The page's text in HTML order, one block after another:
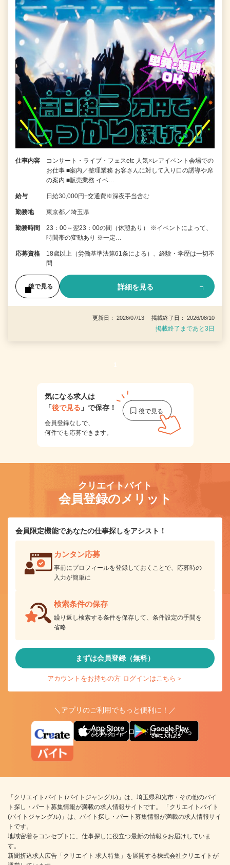
仕事内容
コンサート・ライブ・フェスetc 人気×レアイベント会場での
お仕事 ■案内／整理業務 お客さんに対して入り口の誘導や席
の案内 ■販売業務 イベ…
給与 日給30,000円+交通費※深夜手当含む
勤務地 東京都／埼玉県
勤務時間
23：00～翌23：00の間（休憩あり） ※イベントによって、
時間帯の変動あり ※一定…
応募資格
18歳以上（労働基準法第61条による）、経験・学歴は一切不
問
後で見る 詳細を見る
更新日： 2026/07/13 掲載終了日： 2026/08/10
掲載終了まであと3日
1
気になる求人は
「後で見る 」で保存！
会員登録なしで、
何件でも応募できます。
クリエイトバイト
会員登録のメリット
会員限定機能であなたの仕事探しをアシスト！
カンタン応募
事前にプロフィールを登録しておくことで、応募時の
入力が簡単に
検索条件の保存
繰り返し検索する条件を保存して、条件設定の手間を
省略
まずは会員登録（無料）
アカウントをお持ちの方 ログインはこちら＞
＼アプリのご利用でもっと便利に！／
アプリ版ダウンロードはこちらから
「クリエイトバイト (バイトジャングル)」は、埼玉県和光市・その他のバイ
ト探し・パート募集情報が満載の求人情報サイトです。 「クリエイトバイト
(バイトジャングル)」は、バイト探し・パート募集情報が満載の求人情報サイ
トです。
地域密着をコンセプトに、仕事探しに役立つ最新の情報をお届けしていま
す。
新聞折込求人広告「クリエイト 求人特集」を展開する株式会社クリエイトが